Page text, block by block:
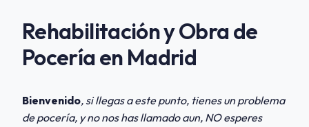
Rehabilitación y Obra de
Pocería en Madrid
Bienvenido, si llegas a este punto, tienes un problema
de pocería, y no nos has llamado aun, NO esperes